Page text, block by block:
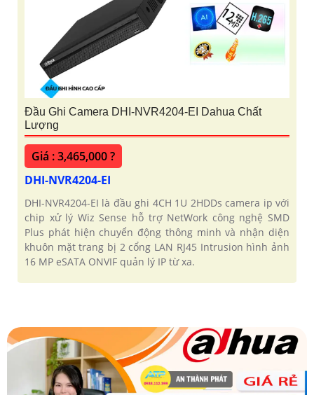
Đầu Ghi Camera DHI-NVR4204-EI Dahua Chất
Lượng
Giá : 3,465,000 ?
DHI-NVR4204-EI
DHI-NVR4204-EI là đầu ghi 4CH 1U 2HDDs camera ip với
chip xử lý Wiz Sense hỗ trợ NetWork công nghệ SMD
Plus phát hiện chuyển động thông minh và nhận diện
khuôn mặt trang bị 2 cổng LAN RJ45 Intrusion hình ảnh
16 MP eSATA ONVIF quản lý IP từ xa.